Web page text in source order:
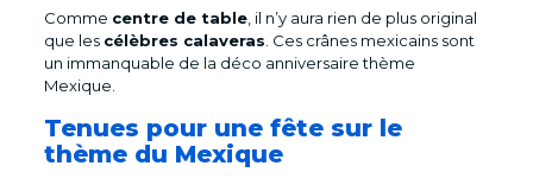
Comme centre de table, il n’y aura rien de plus original
que les célèbres calaveras . Ces crânes mexicains sont
un immanquable de la déco anniversaire thème
Mexique.
Tenues pour une fête sur le
thème du Mexique